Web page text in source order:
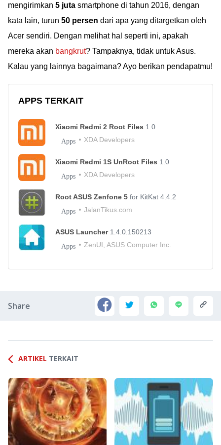
mengirimkan 5 juta smartphone di tahun 2016, dengan
kata lain, turun 50 persen dari apa yang ditargetkan oleh
Acer sendiri. Dengan melihat hal seperti ini, apakah
mereka akan bangkrut? Tampaknya, tidak untuk Asus.
Kalau yang lainnya bagaimana? Ayo berikan pendapatmu!
APPS TERKAIT
Xiaomi Redmi 2 Root Files 1.0
Apps XDA Developers
Xiaomi Redmi 1S UnRoot Files 1.0
Apps XDA Developers
Root ASUS Zenfone 5 for KitKat 4.4.2
Apps JalanTikus.com
ASUS Launcher 1.4.0.150213
Apps ZenUI, ASUS Computer Inc.
Share
ARTIKEL TERKAIT